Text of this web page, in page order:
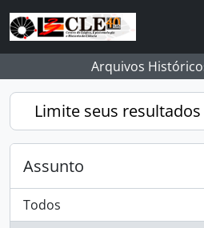
Skip to main content
Arquivos
Limite seus
Assunto
Todos